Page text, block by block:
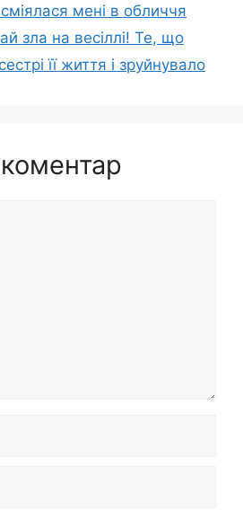
мені в обличчя
зла на весіллі! Те, що
її життя і зруйнувало